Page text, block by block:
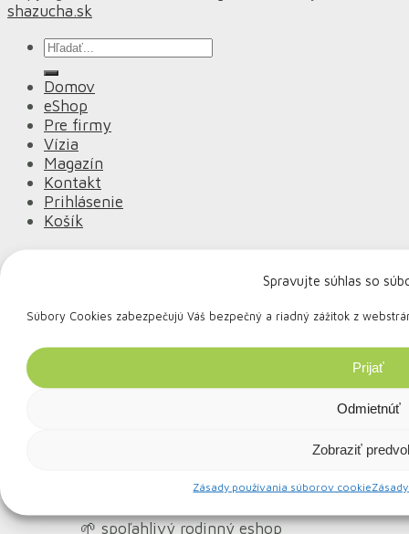
Spravujte súhlas so
Súbory Cookies zabezpečujú Váš bezpečný a riadný zážitok z
Prijať
Odmietnúť
Zobraziť
Zásady používania súborov cookie
shazucha.sk
Hľadať:
Domov
eShop
Pre firmy
Vízia
Magazín
Kontakt
Prihlásenie
Košík
Zavolajte +421 949 756 546 alebo píšte na
🌱 spoľahlivý rodinný eshop